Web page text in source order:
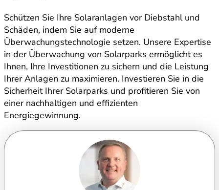
Schützen Sie Ihre Solaranlagen vor Diebstahl und
Schäden, indem Sie auf moderne
Überwachungstechnologie setzen. Unsere Expertise
in der Überwachung von Solarparks ermöglicht es
Ihnen, Ihre Investitionen zu sichern und die Leistung
Ihrer Anlagen zu maximieren. Investieren Sie in die
Sicherheit Ihrer Solarparks und profitieren Sie von
einer nachhaltigen und effizienten
Energiegewinnung.